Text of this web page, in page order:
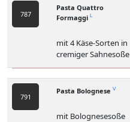
787
Pasta Quattro
Formaggi L
mit 4 Käse-Sorten in
cremiger Sahnesoße
791
Pasta Bolognese V
mit Bolognesesoße